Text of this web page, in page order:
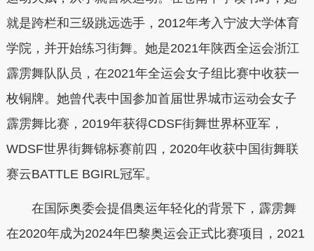
就是跨栏和三级跳远选手，2012年考入宁波大学体育
学院，并开始练习街舞。她是2021年陕西全运会浙江
霹雳舞队队员，在2021年全运会女子组比赛中收获一
枚铜牌。她曾代表中国参加首届世界城市运动会女子
霹雳舞比赛，2019年获得CDSF街舞世界杯亚军，
WDSF世界街舞锦标赛前四，2020年收获中国街舞联
赛云BATTLE BGIRL冠军。
在国际奥委会提倡奥运年轻化的背景下，霹雳舞
在2020年成为2024年巴黎奥运会正式比赛项目，2021